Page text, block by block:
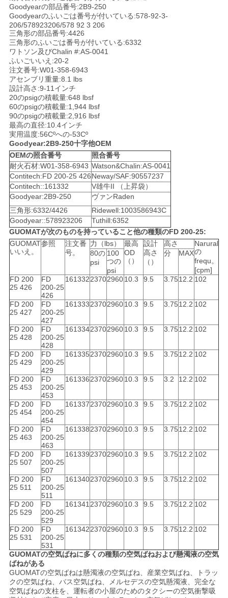
を
要
求
し
な
さ
い
地
図
PRIVACY
POLICY
Goodyearの部品番号:2B9-250
Goodyearのふいごは番号が付いている:578-92-3-
206/578923206/578 92 3 206
三角形の部品番号:4426
三角形のふいごは番号が付いている:6332
ワトソン及びChalin #:AS-0041
ふいごいいえ:20-2
注文番号:W01-358-6943
アセンブリ重量:8.1 lbs
設計高さ:9-11インチ
20のpsigの積載量:648 lbsf
60のpsigの積載量:1,944 lbsf
90のpsigの積載量:2,916 lbsf
最高の直径:10.4インチ
実用温度:56Cºへの-53Cº
Goodyear:2B9-250十字他OEM
OEMの照合番号
照合番号
耐火石材:W01-358-6943 Watson&Chalin:AS-0041
Contitech:FD 200-25 426Neway/SAF:90557237
Contitech::161332
V雄牛II （上昇袋）
Goodyear:2B9-250
ヴァンRaden
三角形:6332/4426
Ridewell:1003586943C
Goodyear::578923206
Tuthill:6352
GUOMATが次のものを持っていること他の種類のFD 200-25:
GUOMAT
いいえ。
参照
注文番
号。
力（lbs）
最高
OD
（）
設計
高さ
（）
高さ
Narural
の
frequ。
[cpm]
80の
psi
100
つの
psi
分 MAX
FD 200
25 426
FD
200-25
426
1613322370296010.3 9.5 3.7512.2 102
FD 200
25 427
FD
200-25
427
1613332370296010.3 9.5 3.7512.2 102
FD 200
25 428
FD
200-25
428
1613342370296010.3 9.5 3.7512.2 102
FD 200
25 429
FD
200-25
429
1613352370296010.3 9.5 3.7512.2 102
FD 200
25 453
FD
200-25
453
1613362370296010.3 9.5 3.2 12.2 102
FD 200
25 454
FD
200-25
454
1613372370296010.3 9.5 3.7512.2 102
FD 200
25 463
FD
200-25
463
1613382370296010.3 9.5 3.7512.2 102
FD 200
25 507
FD
200-25
507
1613392370296010.3 9.5 3.7512.2 102
FD 200
25 511
FD
200-25
511
1613402370296010.3 9.5 3.7512.2 102
FD 200
25 529
FD
200-25
529
1613412370296010.3 9.5 3.7512.2 102
FD 200
25 531
FD
200-25
531
1613422370296010.3 9.5 3.7512.2 102
GUOMATの空気ばねに多くの種類の空気ばねおよび懸濁液の空気
ばねがある
GUOMATの空気ばねは懸濁液の空気ばね、産業空気ばね、トラッ
クの空気ばね、バス空気ばね、メルセデスの空気懸濁液、完全な
空気ばねの支柱を、運転者の小屋のためのタクシーの空気衝撃吸